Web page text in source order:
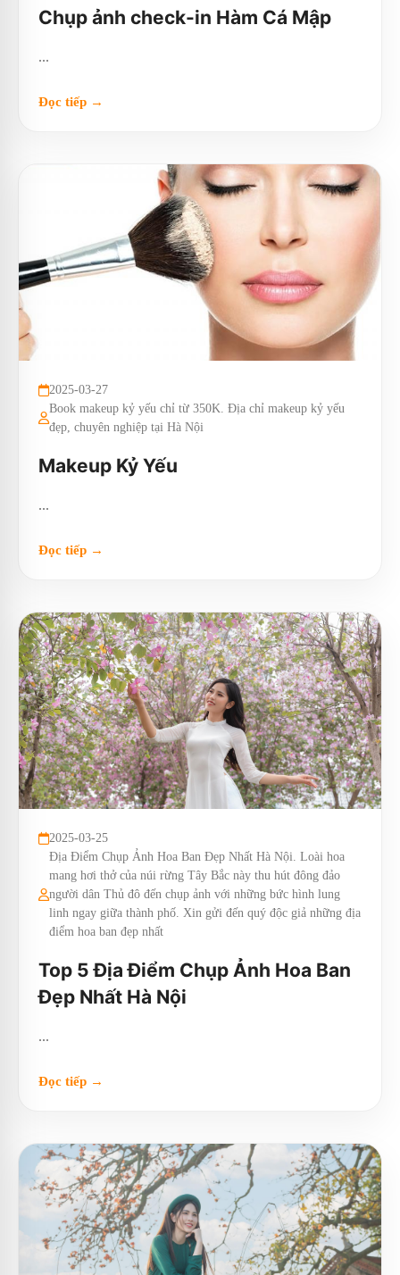
Chụp ảnh check-in Hàm Cá Mập
...
Đọc tiếp →
2025-03-27
Book makeup kỷ yếu chỉ từ 350K. Địa chỉ makeup kỷ yếu
đẹp, chuyên nghiệp tại Hà Nội
Makeup Kỷ Yếu
...
Đọc tiếp →
2025-03-25
Địa Điểm Chụp Ảnh Hoa Ban Đẹp Nhất Hà Nội. Loài hoa
mang hơi thở của núi rừng Tây Bắc này thu hút đông đảo
người dân Thủ đô đến chụp ảnh với những bức hình lung
linh ngay giữa thành phố. Xin gửi đến quý độc giả những địa
điểm hoa ban đẹp nhất
Top 5 Địa Điểm Chụp Ảnh Hoa Ban
Đẹp Nhất Hà Nội
...
Đọc tiếp →